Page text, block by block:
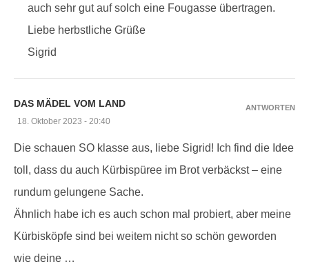
auch sehr gut auf solch eine Fougasse übertragen.
Liebe herbstliche Grüße
Sigrid
DAS MÄDEL VOM LAND
18. Oktober 2023 - 20:40
Die schauen SO klasse aus, liebe Sigrid! Ich find die Idee
toll, dass du auch Kürbispüree im Brot verbäckst – eine
rundum gelungene Sache.
Ähnlich habe ich es auch schon mal probiert, aber meine
Kürbisköpfe sind bei weitem nicht so schön geworden
wie deine …
ANTWORTEN